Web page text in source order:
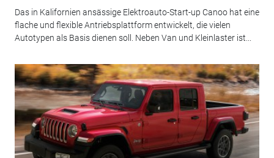
Das in Kalifornien ansässige Elektroauto-Start-up Canoo hat eine
flache und flexible Antriebsplattform entwickelt, die vielen
Autotypen als Basis dienen soll. Neben Van und Kleinlaster ist...